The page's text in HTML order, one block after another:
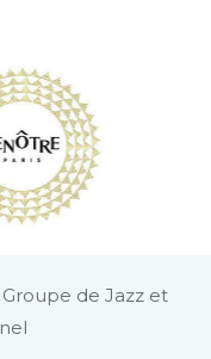
de Jazz et